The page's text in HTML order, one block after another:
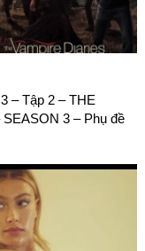
– Tập 2 – THE
3 – Phụ đề